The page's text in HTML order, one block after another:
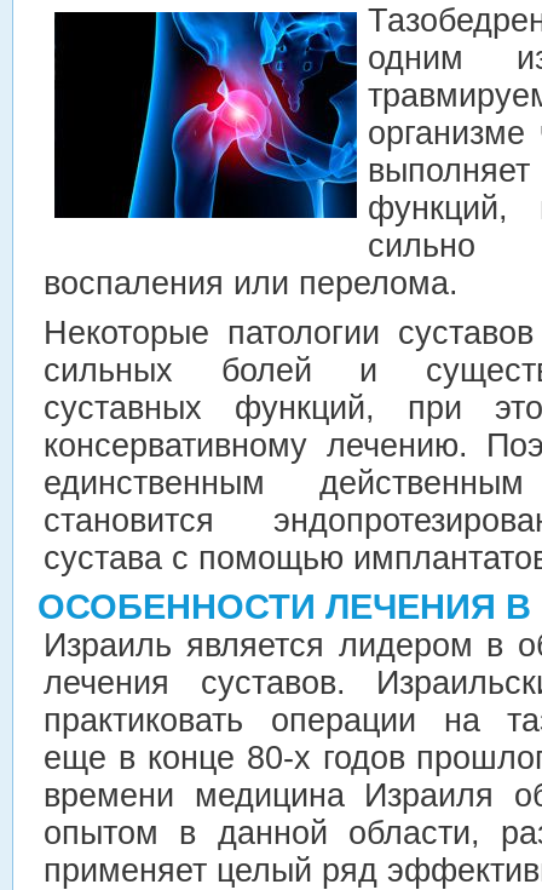
одним
организме
функций,
сильно
воспаления или перелома.
Некоторые патологии
сильных болей и
суставных функций, при
консервативному лечению.
единственным
становится
сустава с помощью
ОСОБЕННОСТИ ЛЕЧЕНИЯ В
Израиль является лидером в
лечения суставов.
практиковать операции на
еще в конце 80-х годов
времени медицина Израиля
опытом в данной области,
применяет целый ряд